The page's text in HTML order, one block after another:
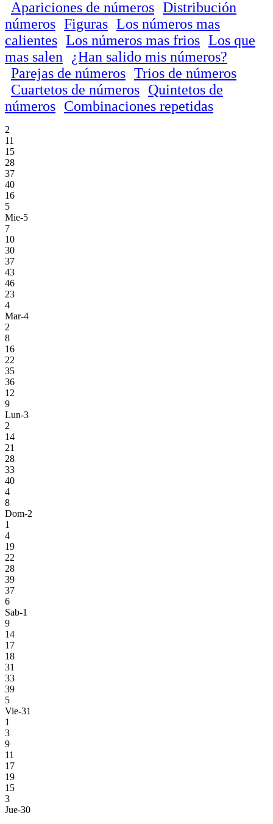
Apariciones de números Distribución
números Figuras Los números mas
calientes Los números mas frios Los que
mas salen
¿Han salido mis números?
Parejas de números Trios de números
Cuartetos de números Quintetos de
números Combinaciones repetidas
2
11
15
28
37
40
16
5
Mie-5
7
10
30
37
43
46
23
4
Mar-4
2
8
16
22
35
36
12
9
Lun-3
2
14
21
28
33
40
4
8
Dom-2
1
4
19
22
28
39
37
6
Sab-1
9
14
17
18
31
33
39
5
Vie-31
1
3
9
11
17
19
15
3
Jue-30